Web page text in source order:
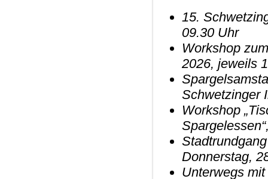
15.
09.30 Uhr
Workshop
2026, jeweils
Schwetzinger
Workshop
Donnerstag,
Unterwegs